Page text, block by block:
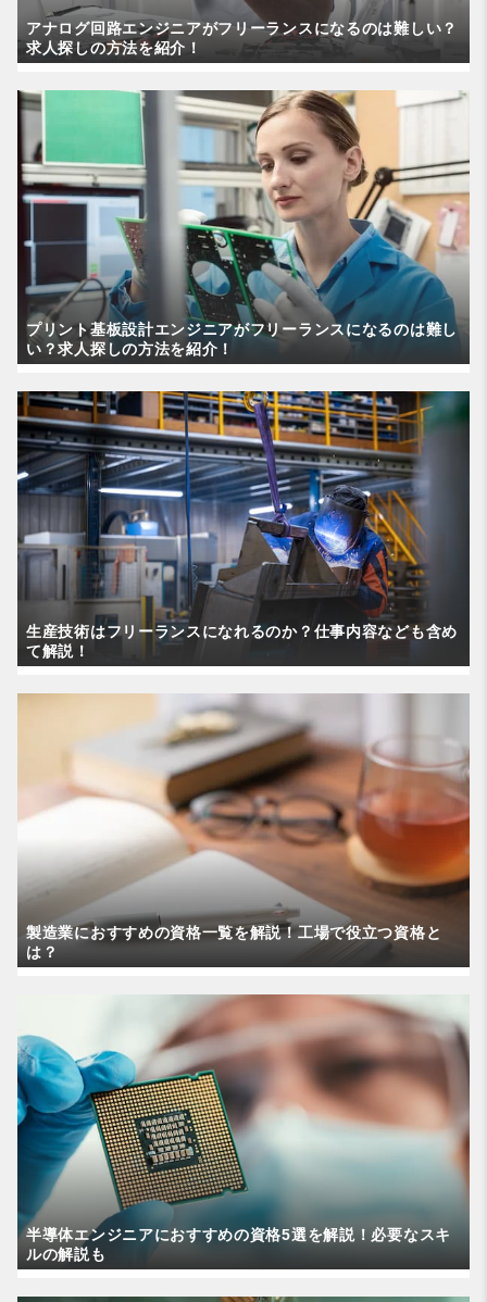
アナログ回路エンジニアがフリーランスになるのは難しい？
求人探しの方法を紹介！
プリント基板設計エンジニアがフリーランスになるのは難し
い？求人探しの方法を紹介！
生産技術はフリーランスになれるのか？仕事内容なども含め
て解説！
製造業におすすめの資格一覧を解説！工場で役立つ資格と
は？
半導体エンジニアにおすすめの資格5選を解説！必要なスキ
ルの解説も